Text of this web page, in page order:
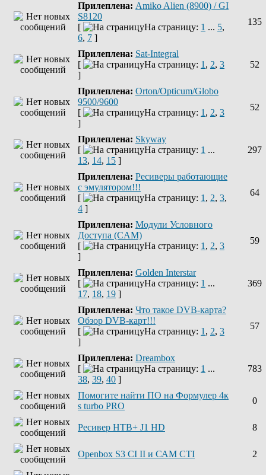
Прилеплена: Amiko Alien (8900) / GI
S8120
[
На страницу: 1 ... 5,
6, 7 ]
135
Прилеплена: Sat-Integral
[
На страницу: 1 , 2, 3
]
52
Прилеплена: Orton/Opticum/Globo
9500/9600
[
На страницу: 1 , 2, 3
]
52
Прилеплена: Skyway
[
На страницу: 1 ...
13, 14, 15 ]
297
Прилеплена: Ресиверы работающие
с эмулятором!!!
[
На страницу: 1 , 2, 3,
4 ]
64
Прилеплена: Модули Условного
Доступа (CAM)
[
На страницу: 1 , 2, 3
]
59
Прилеплена: Golden Interstar
[
На страницу: 1 ...
17, 18, 19 ]
369
Прилеплена: Что такое DVB-карта?
Обзор DVB-карт!!!
[
На страницу: 1 , 2, 3
]
57
Прилеплена: Dreambox
[
На страницу: 1 ...
38, 39, 40 ]
783
Помогите найти ПО на Формулер 4к
s turbo PRO
0
Ресивер НТВ+ J1 HD 8
Openbox S3 CI II и САМ СТІ 2